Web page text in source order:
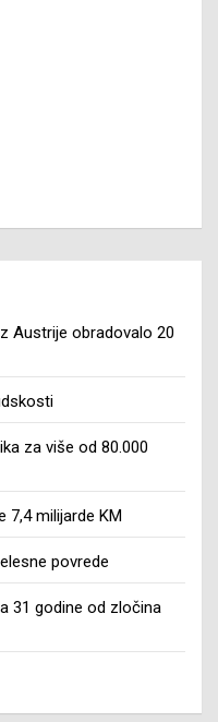
Austrije obradovalo 20
za više od 80.000
7,4 milijarde KM
povrede
31 godine od zločina